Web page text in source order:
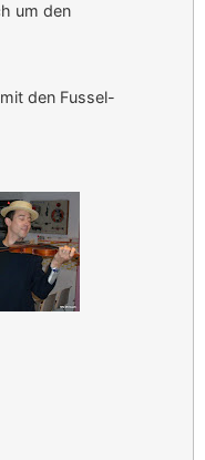
um den
den Fussel-